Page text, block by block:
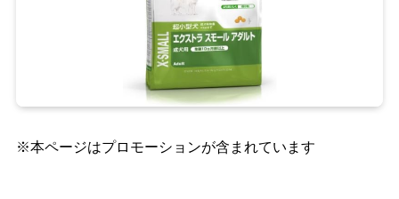
※本ページはプロモーションが含まれています